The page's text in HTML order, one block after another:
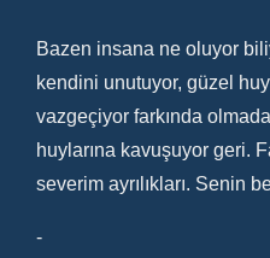
Bazen insana ne oluyor
kendini unutuyor, güzel
vazgeçiyor farkında
huylarına kavuşuyor geri.
severim ayrılıkları. Senin
-